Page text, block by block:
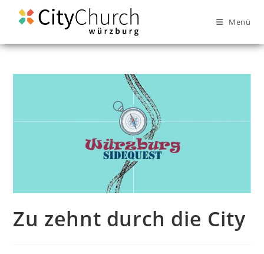
Menü
Zu zehnt durch die City